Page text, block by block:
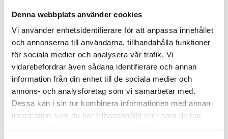
Denna webbplats använder cookies
Vi använder enhetsidentifierare för att anpassa innehållet
och annonserna till användarna, tillhandahålla funktioner
för sociala medier och analysera vår trafik. Vi
vidarebefordrar även sådana identifierare och annan
information från din enhet till de sociala medier och
annons- och analysföretag som vi samarbetar med.
Dessa kan i sin tur kombinera informationen med annan
information som du har tillhandahållit eller som de har
2 995,00